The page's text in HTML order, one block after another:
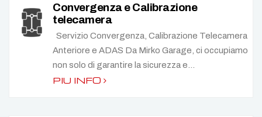
Convergenza e Calibrazione
telecamera
Servizio Convergenza, Calibrazione Telecamera
Anteriore e ADAS Da Mirko Garage, ci occupiamo
non solo di garantire la sicurezza e...
PIU INFO